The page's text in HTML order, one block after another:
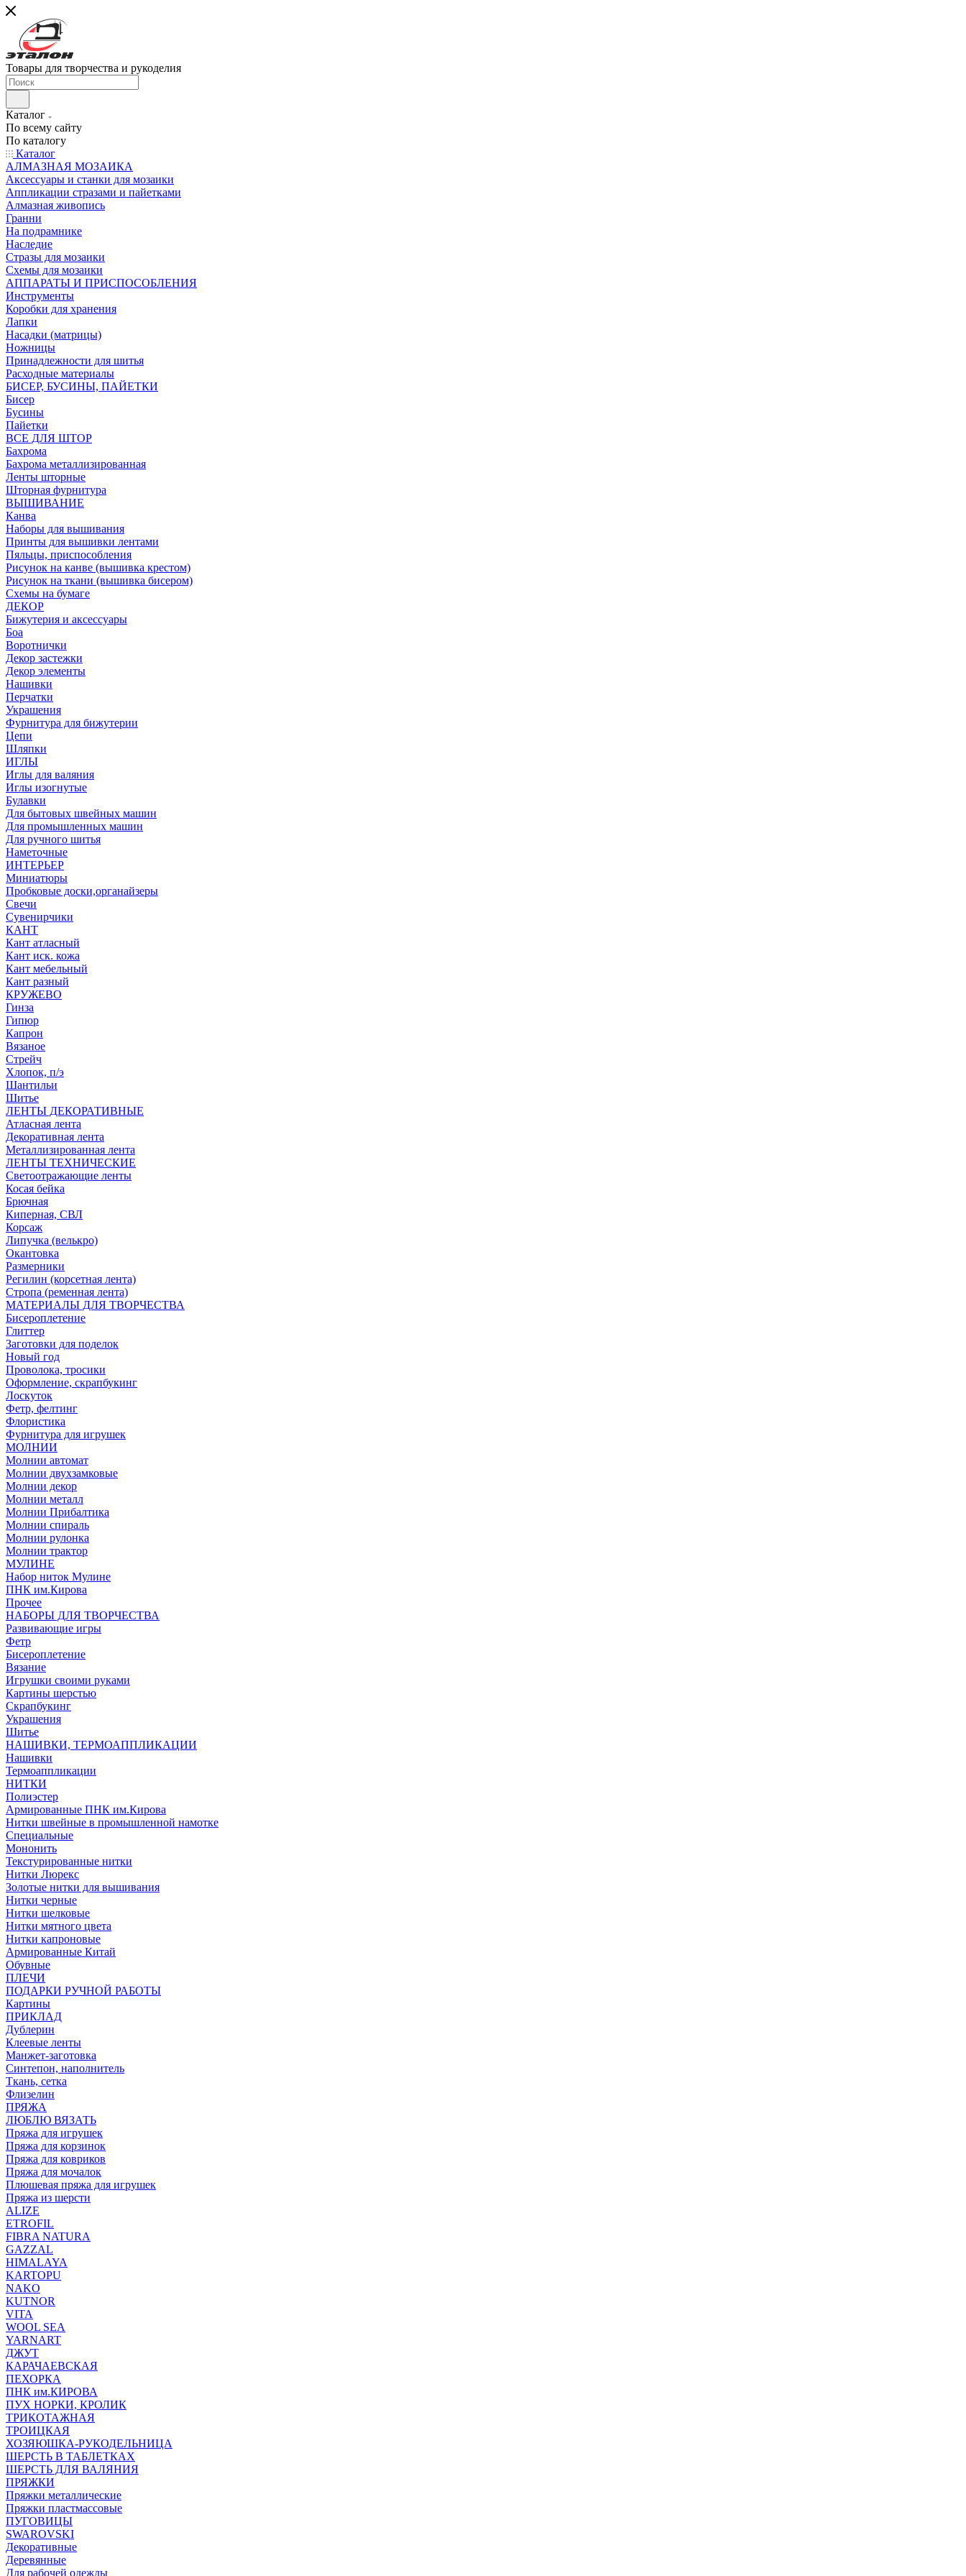
Товары для творчества и рукоделия
Каталог
По всему сайту
По каталогу
Каталог
АЛМАЗНАЯ МОЗАИКА
Аксессуары и станки для мозаики
Аппликации стразами и пайетками
Алмазная живопись
Гранни
На подрамнике
Наследие
Стразы для мозаики
Схемы для мозаики
АППАРАТЫ И ПРИСПОСОБЛЕНИЯ
Инструменты
Коробки для хранения
Лапки
Насадки (матрицы)
Ножницы
Принадлежности для шитья
Расходные материалы
БИСЕР, БУСИНЫ, ПАЙЕТКИ
Бисер
Бусины
Пайетки
ВСЕ ДЛЯ ШТОР
Бахрома
Бахрома металлизированная
Ленты шторные
Шторная фурнитура
ВЫШИВАНИЕ
Канва
Наборы для вышивания
Принты для вышивки лентами
Пяльцы, приспособления
Рисунок на канве (вышивка крестом)
Рисунок на ткани (вышивка бисером)
Схемы на бумаге
ДЕКОР
Бижутерия и аксессуары
Боа
Воротнички
Декор застежки
Декор элементы
Нашивки
Перчатки
Украшения
Фурнитура для бижутерии
Цепи
Шляпки
ИГЛЫ
Иглы для валяния
Иглы изогнутые
Булавки
Для бытовых швейных машин
Для промышленных машин
Для ручного шитья
Наметочные
ИНТЕРЬЕР
Миниатюры
Пробковые доски,органайзеры
Свечи
Сувенирчики
КАНТ
Кант атласный
Кант иск. кожа
Кант мебельный
Кант разный
КРУЖЕВО
Гинза
Гипюр
Капрон
Вязаное
Стрейч
Хлопок, п/э
Шантильи
Шитье
ЛЕНТЫ ДЕКОРАТИВНЫЕ
Атласная лента
Декоративная лента
Металлизированная лента
ЛЕНТЫ ТЕХНИЧЕСКИЕ
Светоотражающие ленты
Косая бейка
Брючная
Киперная, СВЛ
Корсаж
Липучка (велькро)
Окантовка
Размерники
Регилин (корсетная лента)
Стропа (ременная лента)
МАТЕРИАЛЫ ДЛЯ ТВОРЧЕСТВА
Бисероплетение
Глиттер
Заготовки для поделок
Новый год
Проволока, тросики
Оформление, скрапбукинг
Лоскуток
Фетр, фелтинг
Флористика
Фурнитура для игрушек
МОЛНИИ
Молнии автомат
Молнии двухзамковые
Молнии декор
Молнии металл
Молнии Прибалтика
Молнии спираль
Молнии рулонка
Молнии трактор
МУЛИНЕ
Набор ниток Мулине
ПНК им.Кирова
Прочее
НАБОРЫ ДЛЯ ТВОРЧЕСТВА
Развивающие игры
Фетр
Бисероплетение
Вязание
Игрушки своими руками
Картины шерстью
Скрапбукинг
Украшения
Шитье
НАШИВКИ, ТЕРМОАППЛИКАЦИИ
Нашивки
Термоаппликации
НИТКИ
Полиэстер
Армированные ПНК им.Кирова
Нитки швейные в промышленной намотке
Специальные
Мононить
Текстурированные нитки
Нитки Люрекс
Золотые нитки для вышивания
Нитки черные
Нитки шелковые
Нитки мятного цвета
Нитки капроновые
Армированные Китай
Обувные
ПЛЕЧИ
ПОДАРКИ РУЧНОЙ РАБОТЫ
Картины
ПРИКЛАД
Дублерин
Клеевые ленты
Манжет-заготовка
Синтепон, наполнитель
Ткань, сетка
Флизелин
ПРЯЖА
ЛЮБЛЮ ВЯЗАТЬ
Пряжа для игрушек
Пряжа для корзинок
Пряжа для ковриков
Пряжа для мочалок
Плюшевая пряжа для игрушек
Пряжа из шерсти
ALIZE
ETROFIL
FIBRA NATURA
GAZZAL
HIMALAYA
KARTOPU
NAKO
KUTNOR
VITA
WOOL SEA
YARNART
ДЖУТ
КАРАЧАЕВСКАЯ
ПЕХОРКА
ПНК им.КИРОВА
ПУХ НОРКИ, КРОЛИК
ТРИКОТАЖНАЯ
ТРОИЦКАЯ
ХОЗЯЮШКА-РУКОДЕЛЬНИЦА
ШЕРСТЬ В ТАБЛЕТКАХ
ШЕРСТЬ ДЛЯ ВАЛЯНИЯ
ПРЯЖКИ
Пряжки металлические
Пряжки пластмассовые
ПУГОВИЦЫ
SWAROVSKI
Декоративные
Деревянные
Для рабочей одежды